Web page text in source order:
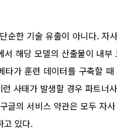
순한 기술 유출이 아니다. 자
서 해당 모델의 산출물이 내
타가 훈련 데이터를 구축할
사태가 발생할 경우 파트너
구글의 서비스 약관은 모두 자
고 있다.